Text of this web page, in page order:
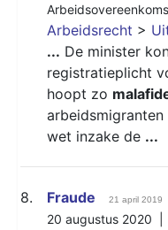
Arbeidsrecht >
... De minister
registratieplicht
hoopt zo
wet inzake de ...
8. Fraude 21 april 2019
20 augustus 2020 |